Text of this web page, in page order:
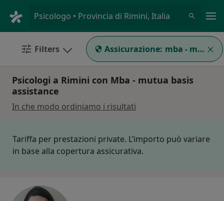
Psicologo • Provincia di Rimini, Italia
Filters Assicurazione: mba - mutua
Psicologi a Rimini con Mba - mutua basis
assistance
In che modo ordiniamo i risultati
Tariffa per prestazioni private. L’importo può variare
in base alla copertura assicurativa.